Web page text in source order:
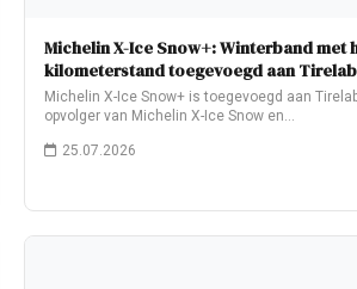
Michelin X-Ice Snow+: Winterband met
kilometerstand toegevoegd aan Tirelab
Michelin X-Ice Snow+ is toegevoegd aan
opvolger van Michelin X-Ice Snow en…
25.07.2026